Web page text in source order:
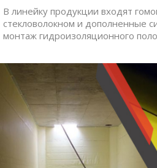
В линейку продукции входят
стекловолокном и дополненные
монтаж гидроизоляционного